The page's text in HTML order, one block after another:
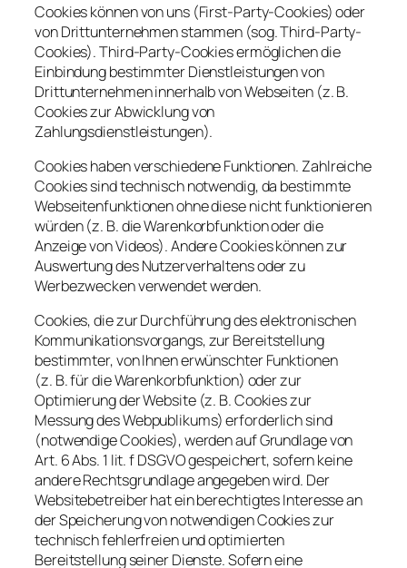
Cookies können von uns (First-Party-Cookies) oder
von Drittunternehmen stammen (sog. Third-Party-
Cookies). Third-Party-Cookies ermöglichen die
Einbindung bestimmter Dienstleistungen von
Drittunternehmen innerhalb von Webseiten (z. B.
Cookies zur Abwicklung von
Zahlungsdienstleistungen).
Cookies haben verschiedene Funktionen. Zahlreiche
Cookies sind technisch notwendig, da bestimmte
Webseitenfunktionen ohne diese nicht funktionieren
würden (z. B. die Warenkorbfunktion oder die
Anzeige von Videos). Andere Cookies können zur
Auswertung des Nutzerverhaltens oder zu
Werbezwecken verwendet werden.
Cookies, die zur Durchführung des elektronischen
Kommunikationsvorgangs, zur Bereitstellung
bestimmter, von Ihnen erwünschter Funktionen
(z. B. für die Warenkorbfunktion) oder zur
Optimierung der Website (z. B. Cookies zur
Messung des Webpublikums) erforderlich sind
(notwendige Cookies), werden auf Grundlage von
Art. 6 Abs. 1 lit. f DSGVO gespeichert, sofern keine
andere Rechtsgrundlage angegeben wird. Der
Websitebetreiber hat ein berechtigtes Interesse an
der Speicherung von notwendigen Cookies zur
technisch fehlerfreien und optimierten
Bereitstellung seiner Dienste. Sofern eine